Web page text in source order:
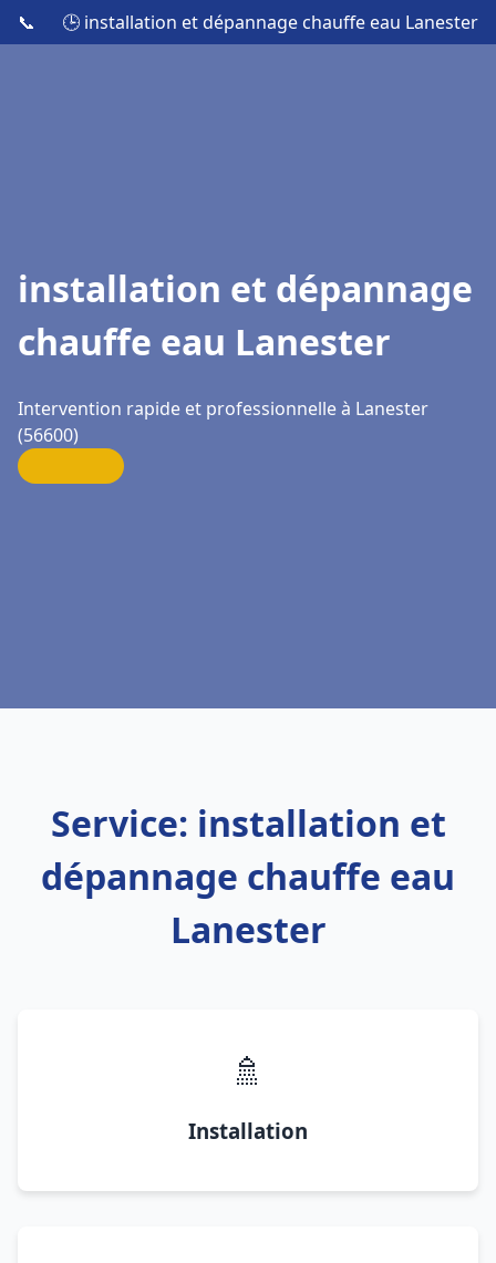
📞 🕒 installation et dépannage chauffe eau Lanester
installation et dépannage
chauffe eau Lanester
Intervention rapide et professionnelle à Lanester
(56600)
Service: installation et
dépannage chauffe eau
Lanester
🚿
Installation